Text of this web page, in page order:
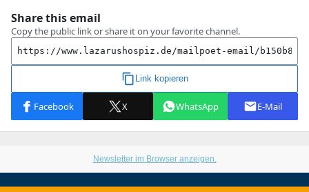
Newsletter im Browser anzeigen.